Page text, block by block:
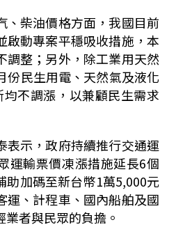
、柴油價格方面，我國目前
啟動專案平穩吸收措施，本
調整；另外，除工業用天然
份民生用電、天然氣及液化
不調漲，以兼顧民生需求
表示，政府持續推行交通運
運輸票價凍漲措施延長6個
助加碼至新台幣1萬5,000元
運、計程車、國內船舶及國
者與民眾的負擔。